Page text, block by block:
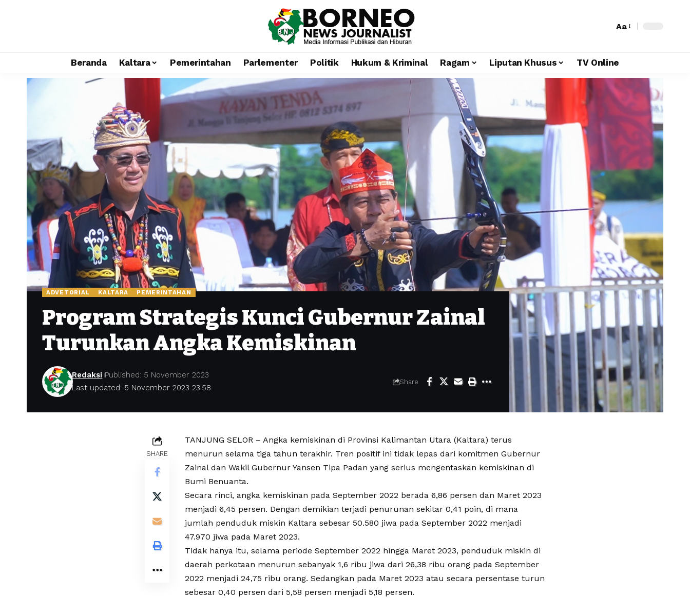
Aa
Beranda Kaltara Pemerintahan Parlementer Politik Hukum & Kriminal Ragam Liputan Khusus TV Online
ADVETORIAL KALTARA PEMERINTAHAN
Program Strategis Kunci Gubernur Zainal
Turunkan Angka Kemiskinan
Last updated: 5 November 2023 23:58
Redaksi Published: 5 November 2023
Share
SHARE
TANJUNG SELOR – Angka kemiskinan di Provinsi Kalimantan Utara (Kaltara) terus
menurun selama tiga tahun terakhir. Tren positif ini tidak lepas dari komitmen Gubernur
Zainal dan Wakil Gubernur Yansen Tipa Padan yang serius mengentaskan kemiskinan di
Bumi Benuanta.
Secara rinci, angka kemiskinan pada September 2022 berada 6,86 persen dan Maret 2023
menjadi 6,45 persen. Dengan demikian terjadi penurunan sekitar 0,41 poin, di mana
jumlah penduduk miskin Kaltara sebesar 50.580 jiwa pada September 2022 menjadi
47.970 jiwa pada Maret 2023.
Tidak hanya itu, selama periode September 2022 hingga Maret 2023, penduduk miskin di
daerah perkotaan menurun sebanyak 1,6 ribu jiwa dari 26,38 ribu orang pada September
2022 menjadi 24,75 ribu orang. Sedangkan pada Maret 2023 atau secara persentase turun
sebesar 0,40 persen dari 5,58 persen menjadi 5,18 persen.